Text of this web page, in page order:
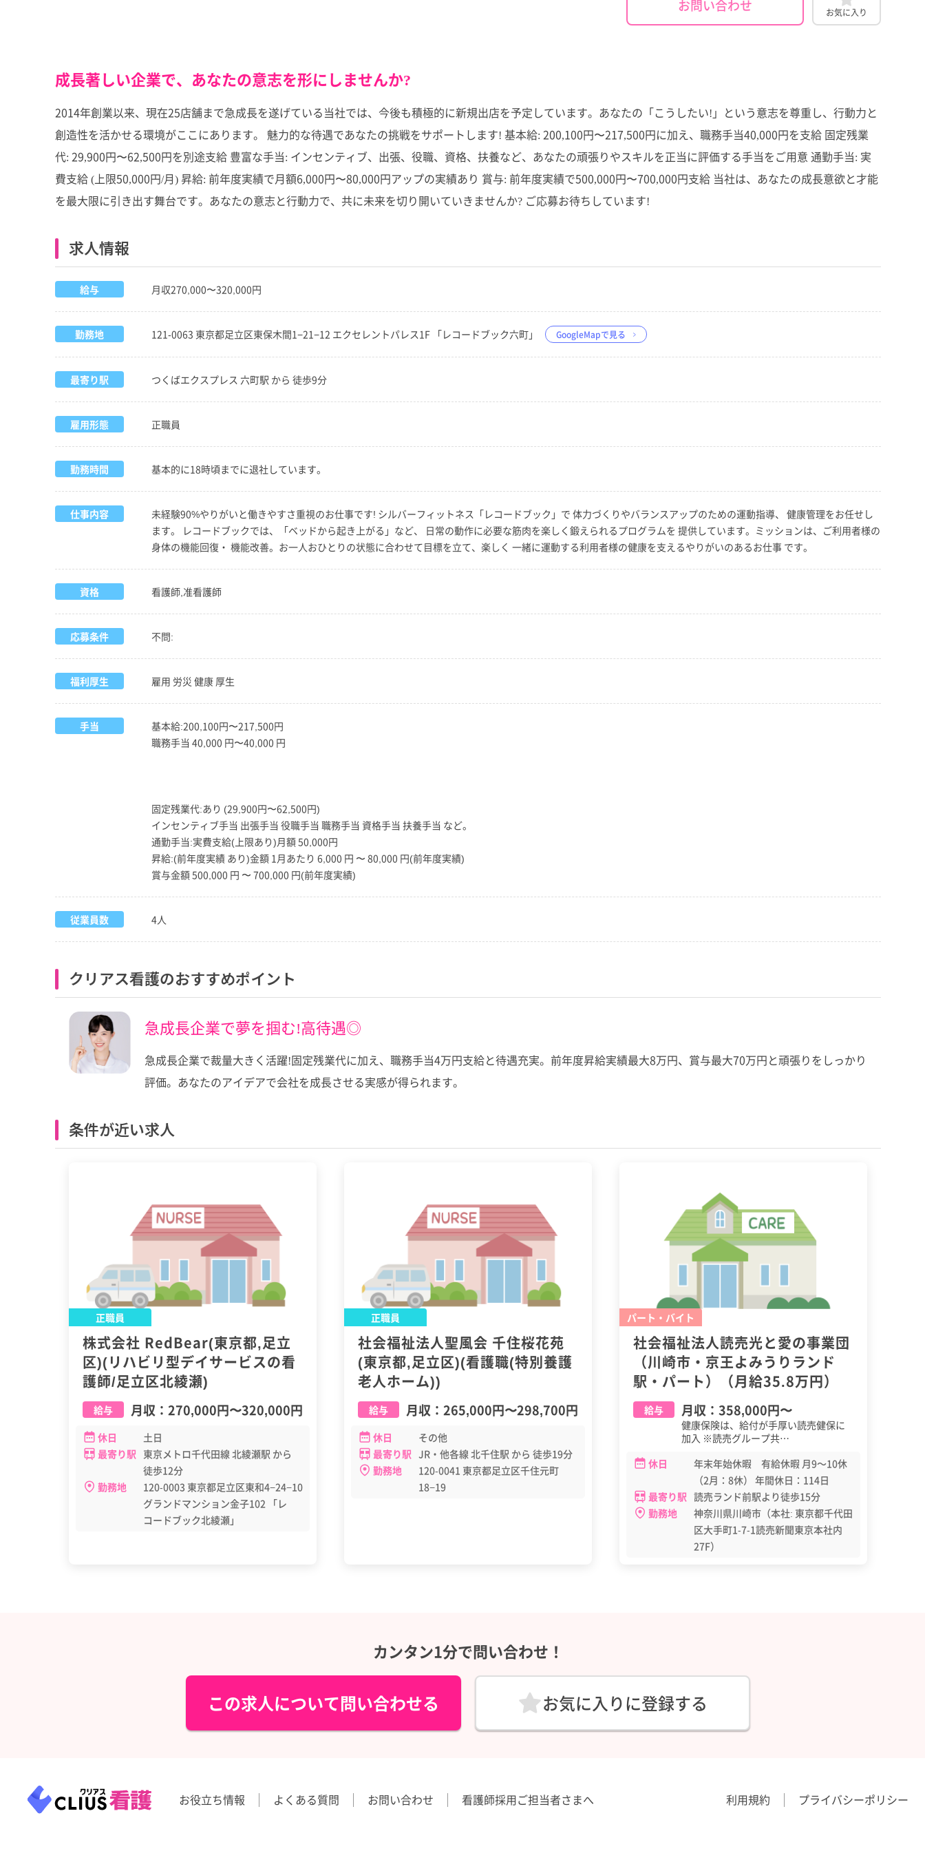
お問い合わせ お気に入り
成長著しい企業で、あなたの意志を形にしませんか?
2014年創業以来、現在25店舗まで急成長を遂げている当社では、今後も積極的に新規出店を予定しています。あなたの「こうしたい!」という意志を尊重し、行動力と
創造性を活かせる環境がここにあります。 魅力的な待遇であなたの挑戦をサポートします! 基本給: 200,100円〜217,500円に加え、職務手当40,000円を支給 固定残業
代: 29,900円〜62,500円を別途支給 豊富な手当: インセンティブ、出張、役職、資格、扶養など、あなたの頑張りやスキルを正当に評価する手当をご用意 通勤手当: 実
費支給 (上限50,000円/月) 昇給: 前年度実績で月額6,000円〜80,000円アップの実績あり 賞与: 前年度実績で500,000円〜700,000円支給 当社は、あなたの成長意欲と才能
を最大限に引き出す舞台です。あなたの意志と行動力で、共に未来を切り開いていきませんか? ご応募お待ちしています!
求人情報
給与 月収270,000〜320,000円
勤務地 121-0063 東京都足立区東保木間1−21−12 エクセレントパレス1F 「レコードブック六町」 GoogleMapで見る
最寄り駅 つくばエクスプレス 六町駅 から 徒歩9分
雇用形態 正職員
勤務時間 基本的に18時頃までに退社しています。
仕事内容
未経験90%やりがいと働きやすさ重視のお仕事です! シルバーフィットネス「レコードブック」で 体力づくりやバランスアップのための運動指導、 健康管理をお任せし
ます。 レコードブックでは、「ベッドから起き上がる」など、 日常の動作に必要な筋肉を楽しく鍛えられるプログラムを 提供しています。ミッションは、ご利用者様の
身体の機能回復・ 機能改善。お一人おひとりの状態に合わせて目標を立て、楽しく 一緒に運動する利用者様の健康を支えるやりがいのあるお仕事 です。
資格 看護師,准看護師
応募条件 不問:
福利厚生 雇用 労災 健康 厚生
手当
基本給:200,100円〜217,500円
職務手当 40,000 円〜40,000 円
固定残業代:あり (29,900円〜62,500円)
インセンティブ手当 出張手当 役職手当 職務手当 資格手当 扶養手当 など。
通勤手当:実費支給(上限あり)月額 50,000円
昇給:(前年度実績 あり)金額 1月あたり 6,000 円 〜 80,000 円(前年度実績)
賞与金額 500,000 円 〜 700,000 円(前年度実績)
従業員数 4人
クリアス看護のおすすめポイント
急成長企業で夢を掴む!高待遇◎
急成長企業で裁量大きく活躍!固定残業代に加え、職務手当4万円支給と待遇充実。前年度昇給実績最大8万円、賞与最大70万円と頑張りをしっかり
評価。あなたのアイデアで会社を成長させる実感が得られます。
条件が近い求人
正職員
株式会社 RedBear(東京都,足立
区)(リハビリ型デイサービスの看
護師/足立区北綾瀬)
給与 月収： 270,000円〜320,000円
休日
土日
最寄り駅 東京メトロ千代田線 北綾瀬駅 から
徒歩12分
勤務地
120-0003 東京都足立区東和4−24−10
グランドマンション金子102 「レ
コードブック北綾瀬」
正職員
社会福祉法人聖風会 千住桜花苑
(東京都,足立区)(看護職(特別養護
老人ホーム))
給与 月収： 265,000円〜298,700円
休日
その他
最寄り駅 JR・他各線 北千住駅 から 徒歩19分
勤務地
120-0041 東京都足立区千住元町
18−19
パート・バイト
社会福祉法人読売光と愛の事業団
（川崎市・京王よみうりランド
駅・パート）（月給35.8万円）
給与 月収： 358,000円〜
健康保険は、給付が手厚い読売健保に
加入 ※読売グループ共…
休日
年末年始休暇 有給休暇 月9～10休
（2月：8休） 年間休日：114日
最寄り駅 読売ランド前駅より徒歩15分
勤務地
神奈川県川崎市（本社: 東京都千代田
区大手町1-7-1読売新聞東京本社内
27F）
カンタン1分で問い合わせ！
この求人について問い合わせる お気に入りに登録する
お役立ち情報 よくある質問 お問い合わせ 看護師採用ご担当者さまへ 利用規約 プライバシーポリシー